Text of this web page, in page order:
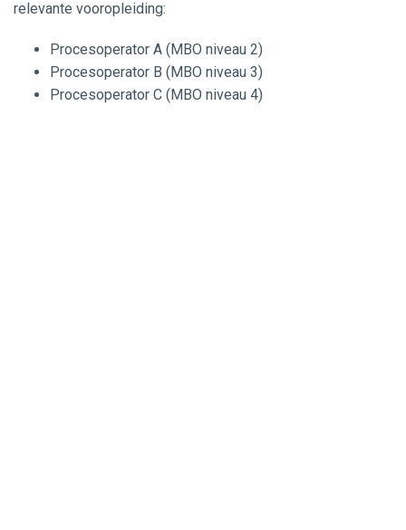
relevante vooropleiding:
Procesoperator A (MBO niveau 2)
Procesoperator B (MBO niveau 3)
Procesoperator C (MBO niveau 4)